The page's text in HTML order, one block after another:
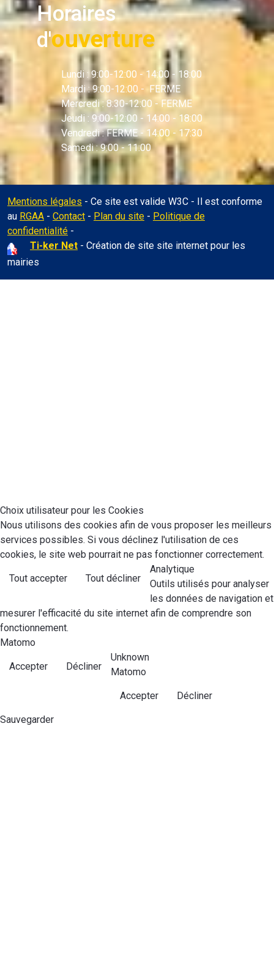
Horaires
d'ouverture
Lundi : 9:00-12:00 - 14:00 - 18:00
Mardi : 9:00-12:00 - FERME
Mercredi : 8:30-12:00 - FERME
Jeudi : 9:00-12:00 - 14:00 - 18:00
Vendredi : FERME - 14:00 - 17:30
Samedi : 9:00 - 11:00
Mentions légales - Ce site est valide W3C - Il est conforme
au RGAA - Contact - Plan du site - Politique de
confidentialité -
Ti-ker Net - Création de site site internet pour les
mairies
Choix utilisateur pour les Cookies
Nous utilisons des cookies afin de vous proposer les meilleurs
services possibles. Si vous déclinez l'utilisation de ces
cookies, le site web pourrait ne pas fonctionner correctement.
Tout accepter Tout décliner
Analytique
Outils utilisés pour analyser
les données de navigation et
mesurer l'efficacité du site internet afin de comprendre son
fonctionnement.
Matomo
Accepter Décliner
Unknown
Matomo
Accepter Décliner
Sauvegarder